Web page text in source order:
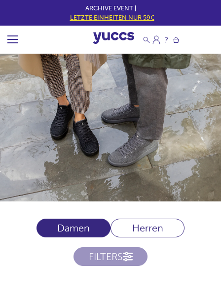
ARCHIVE EVENT |
LETZTE EINHEITEN NUR 59€
Damen Herren
FILTERS